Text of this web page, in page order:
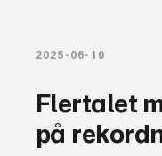
2025-06-10
Flertalet
på